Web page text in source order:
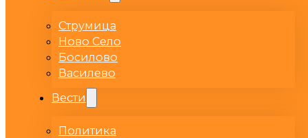
Струмица
Ново Село
Босилово
Василево
Вести
Политика